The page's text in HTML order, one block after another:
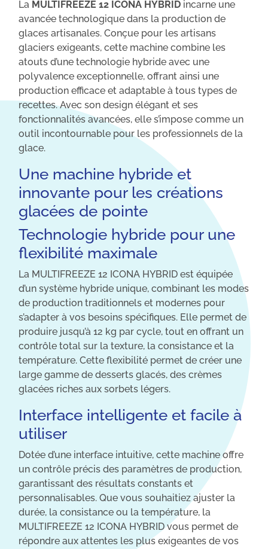
La MULTIFREEZE 12 ICONA HYBRID incarne une
avancée technologique dans la production de
glaces artisanales. Conçue pour les artisans
glaciers exigeants, cette machine combine les
atouts d’une technologie hybride avec une
polyvalence exceptionnelle, offrant ainsi une
production efficace et adaptable à tous types de
recettes. Avec son design élégant et ses
fonctionnalités avancées, elle s’impose comme un
outil incontournable pour les professionnels de la
glace.
Une machine hybride et
innovante pour les créations
glacées de pointe
Technologie hybride pour une
flexibilité maximale
La MULTIFREEZE 12 ICONA HYBRID est équipée
d’un système hybride unique, combinant les modes
de production traditionnels et modernes pour
s’adapter à vos besoins spécifiques. Elle permet de
produire jusqu’à 12 kg par cycle, tout en offrant un
contrôle total sur la texture, la consistance et la
température. Cette flexibilité permet de créer une
large gamme de desserts glacés, des crèmes
glacées riches aux sorbets légers.
Interface intelligente et facile à
utiliser
Dotée d’une interface intuitive, cette machine offre
un contrôle précis des paramètres de production,
garantissant des résultats constants et
personnalisables. Que vous souhaitiez ajuster la
durée, la consistance ou la température, la
MULTIFREEZE 12 ICONA HYBRID vous permet de
répondre aux attentes les plus exigeantes de vos